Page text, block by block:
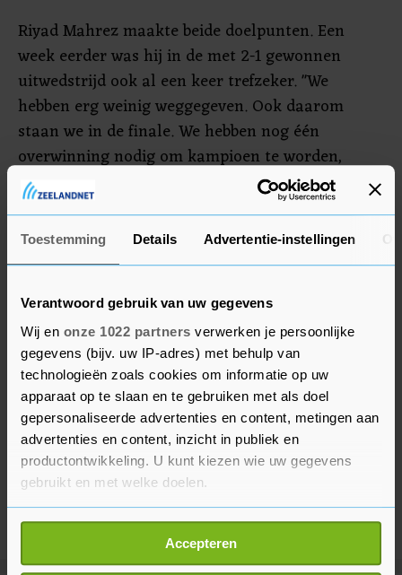
Toestemming Details Advertentie-instellingen
Verantwoord gebruik van uw gegevens
Wij en onze 1022 partners verwerken je persoonlijke
gegevens (bijv. uw IP-adres) met behulp van
technologieën zoals cookies om informatie op uw
apparaat op te slaan en te gebruiken met als doel
gepersonaliseerde advertenties en content, metingen aan
advertenties en content, inzicht in publiek en
productontwikkeling. U kunt kiezen wie uw gegevens
gebruikt en met welke doelen.
Als u het toestaat, willen we ook graag:
Informatie verzamelen over uw geografische
locatie, die tot een paar meter nauwkeurig kan zijn
Accepteren
Riyad Mahrez maakte beide doelpunten. Een
week eerder was hij in de met 2-1 gewonnen
uitwedstrijd ook al een keer trefzeker. "We
hebben erg weinig weggegeven. Ook daarom
staan we in de finale. We hebben nog één
overwinning nodig om kampioen te worden,
daarna concentreren we ons op de finale van de
Champions League."